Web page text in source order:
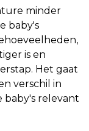
minder
baby's
is en
Het gaat
verschil in
baby's relevant